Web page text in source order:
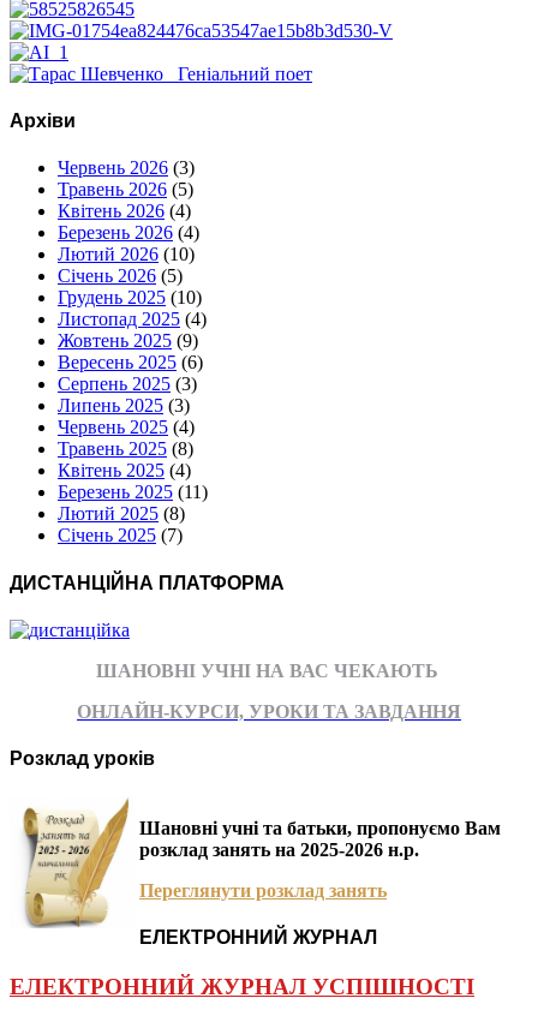
Архіви
Червень 2026 (3)
Травень 2026 (5)
Квітень 2026 (4)
Березень 2026 (4)
Лютий 2026 (10)
Січень 2026 (5)
Грудень 2025 (10)
Листопад 2025 (4)
Жовтень 2025 (9)
Вересень 2025 (6)
Серпень 2025 (3)
Липень 2025 (3)
Червень 2025 (4)
Травень 2025 (8)
Квітень 2025 (4)
Березень 2025 (11)
Лютий 2025 (8)
Січень 2025 (7)
ДИСТАНЦІЙНА ПЛАТФОРМА
ШАНОВНІ УЧНІ НА ВАС ЧЕКАЮТЬ
ОНЛАЙН-КУРСИ, УРОКИ ТА ЗАВДАННЯ
Розклад уроків
Шановні учні та батьки, пропонуємо Вам
розклад занять на 2025-2026 н.р.
Переглянути розклад занять
ЕЛЕКТРОННИЙ ЖУРНАЛ
ЕЛЕКТРОННИЙ ЖУРНАЛ УСПІШНОСТІ